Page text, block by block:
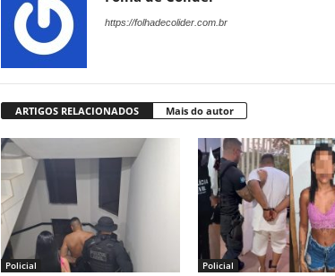
https://folhadecolider.com.br
ARTIGOS RELACIONADOS Mais do autor
Policial Policial